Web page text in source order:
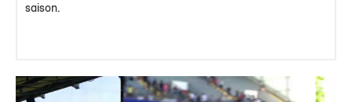
saison.